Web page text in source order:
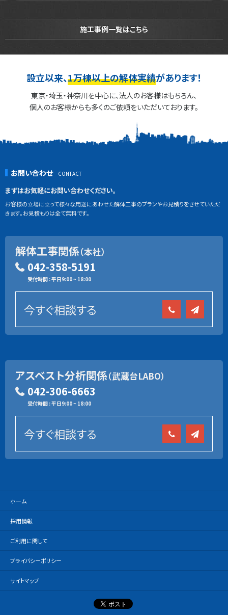
施工事例一覧はこちら
設立以来、1万棟以上の解体実績があります！
東京・埼玉・神奈川を中心に、法人のお客様はもちろん、
個人のお客様からも多くのご依頼をいただいております。
お問い合わせ
まずはお気軽にお問い合わせください。
お客様の立場に立って様々な用途にあわせた解体工事のプランやお見積りをさせていただ
きます。お見積もりは全て無料です。
解体工事関係（本社）
042-358-5191
受付時間 : 平日9:00 ~ 18:00
今すぐ相談する
アスベスト分析関係（武蔵台LABO）
042-306-6663
受付時間 : 平日9:00 ~ 18:00
今すぐ相談する
ホーム
採用情報
ご利用に関して
プライバシーポリシー
サイトマップ